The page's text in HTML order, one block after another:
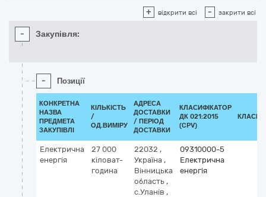
+ відкрити всі - закрити всі
- Закупівля:
- Позиції
КОНКРЕТНА
НАЗВА
ПРЕДМЕТА
ЗАКУПІВЛІ
КІЛЬКІСТЬ
/
ОД.ВИМІРУ
АДРЕСА
ДОСТАВКИ
/ ПЕРІОД
ДОСТАВКИ
КЛАСИФІКАТОР
ДК 021:2015
(CPV)
Електрична
енергія
27 000
кіловат-
година
22032 ,
Україна ,
Вінницька
область ,
с.Уланів ,
09310000-5
Електрична
енергія